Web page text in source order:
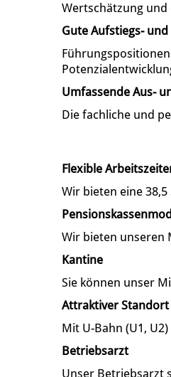
Wertschätzung
Gute Aufstiegs-
Umfassende Aus-
Die fachliche und
Flexible
Wir bieten eine
Wir bieten unseren
Kantine
Sie können unser
Attraktiver
Mit U-Bahn (U1,
Betriebsarzt
Unser Betriebsarzt